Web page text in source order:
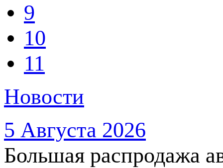
9
10
11
Новости
5 Августа 2026
Большая распродажа